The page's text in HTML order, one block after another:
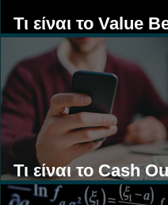
Τι είναι το Value
Στοίχημα;
Τι είναι το Cash
Στοίχημα;